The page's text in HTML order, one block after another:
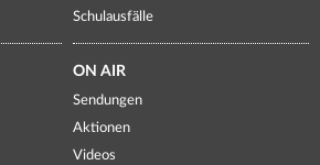
Schulausfälle
ON AIR
Sendungen
Aktionen
Videos